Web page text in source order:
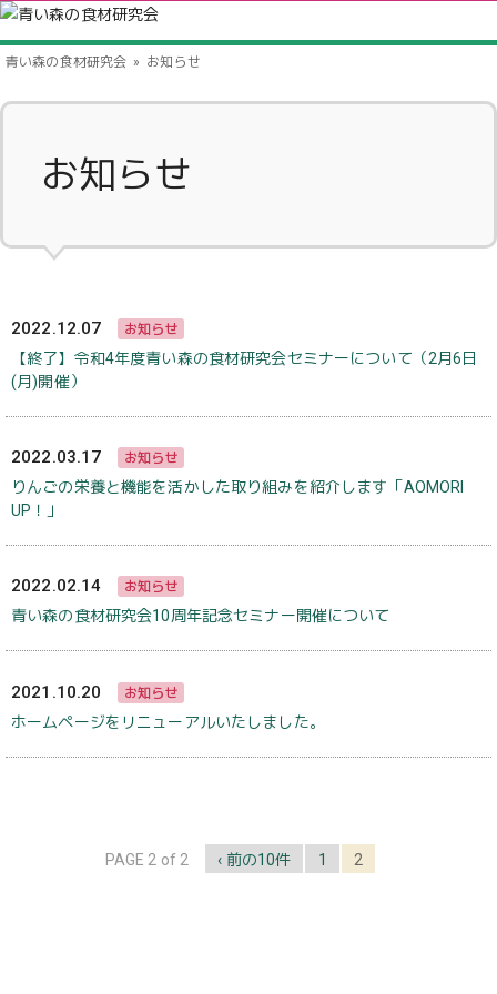
青い森の食材研究会 お知らせ
お知らせ
2022.12.07 お知らせ
【終了】令和4年度青い森の食材研究会セミナーについて（2月6日
(月)開催）
2022.03.17 お知らせ
りんごの栄養と機能を活かした取り組みを紹介します「AOMORI
UP！」
2022.02.14 お知らせ
青い森の食材研究会10周年記念セミナー開催について
2021.10.20 お知らせ
ホームページをリニューアルいたしました。
PAGE 2 of 2 ‹ 前の10件 1 2